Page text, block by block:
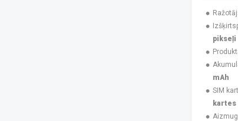
pikseļi
mAh
SIM
kartes